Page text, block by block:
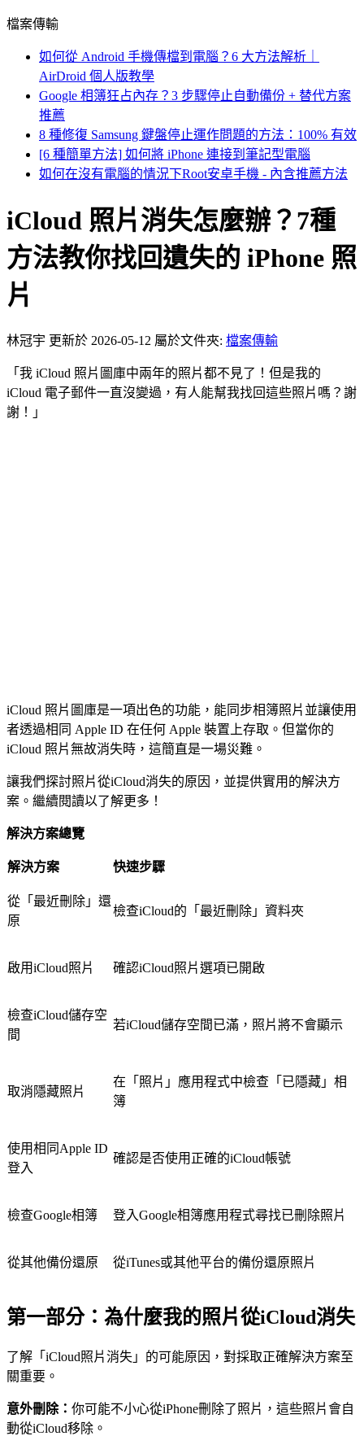
檔案傳輸
如何從 Android 手機傳檔到電腦？6 大方法解析｜
AirDroid 個人版教學
Google 相簿狂占內存？3 步驟停止自動備份 + 替代方案
推薦
8 種修復 Samsung 鍵盤停止運作問題的方法：100% 有效
[6 種簡單方法] 如何將 iPhone 連接到筆記型電腦
如何在沒有電腦的情況下Root安卓手機 - 內含推薦方法
iCloud 照片消失怎麼辦？7種
方法教你找回遺失的 iPhone 照
片
林冠宇 更新於 2026-05-12 屬於文件夾: 檔案傳輸
「我 iCloud 照片圖庫中兩年的照片都不見了！但是我的
iCloud 電子郵件一直沒變過，有人能幫我找回這些照片嗎？謝
謝！」
iCloud 照片圖庫是一項出色的功能，能同步相簿照片並讓使用
者透過相同 Apple ID 在任何 Apple 裝置上存取。但當你的
iCloud 照片無故消失時，這簡直是一場災難。
讓我們探討照片從iCloud消失的原因，並提供實用的解決方
案。繼續閱讀以了解更多！
解決方案總覽
解決方案 快速步驟
從「最近刪除」還
原
檢查iCloud的「最近刪除」資料夾
啟用iCloud照片 確認iCloud照片選項已開啟
檢查iCloud儲存空
間
若iCloud儲存空間已滿，照片將不會顯示
取消隱藏照片
在「照片」應用程式中檢查「已隱藏」相
簿
使用相同Apple ID
登入
確認是否使用正確的iCloud帳號
檢查Google相簿 登入Google相簿應用程式尋找已刪除照片
從其他備份還原 從iTunes或其他平台的備份還原照片
第一部分：為什麼我的照片從iCloud消失
了解「iCloud照片消失」的可能原因，對採取正確解決方案至
關重要。
意外刪除： 你可能不小心從iPhone刪除了照片，這些照片會自
動從iCloud移除。